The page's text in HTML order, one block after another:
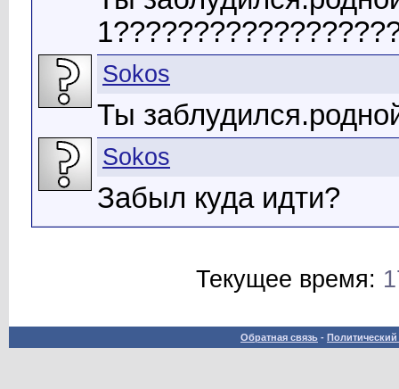
Sokos
Ты
Sokos
Забыл куда идти?
Текущее время:
Обратная связь -